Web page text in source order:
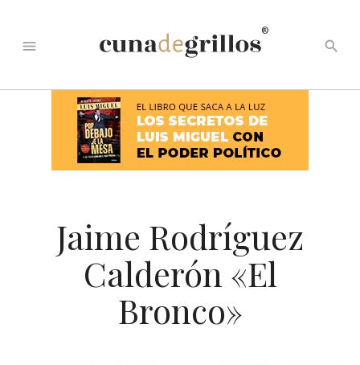
menu
®
search
Jaime Rodríguez
Calderón «El
Bronco»